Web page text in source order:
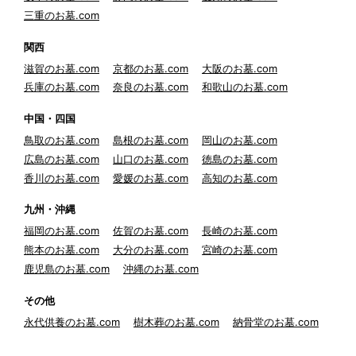
三重のお墓.com
関西
滋賀のお墓.com
京都のお墓.com
大阪のお墓.com
兵庫のお墓.com
奈良のお墓.com 和歌山のお墓.com
中国・四国
鳥取のお墓.com
島根のお墓.com
岡山のお墓.com
広島のお墓.com
山口のお墓.com
徳島のお墓.com
香川のお墓.com
愛媛のお墓.com 高知のお墓.com
九州・沖縄
福岡のお墓.com
佐賀のお墓.com
長崎のお墓.com
熊本のお墓.com
大分のお墓.com
宮崎のお墓.com
鹿児島のお墓.com
沖縄のお墓.com
その他
永代供養のお墓.com
樹木葬のお墓.com 納骨堂のお墓.com